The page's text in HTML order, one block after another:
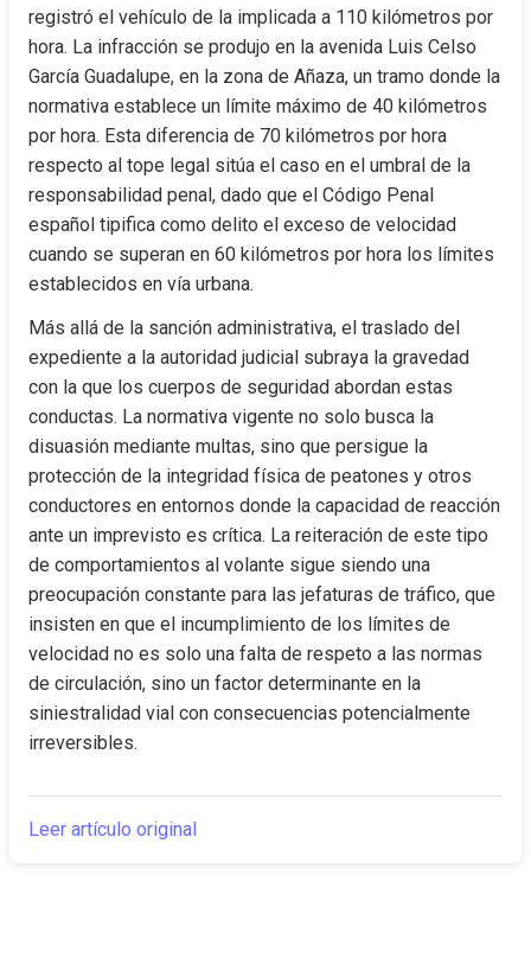
registró el vehículo de la implicada a 110 kilómetros por
hora. La infracción se produjo en la avenida Luis Celso
García Guadalupe, en la zona de Añaza, un tramo donde la
normativa establece un límite máximo de 40 kilómetros
por hora. Esta diferencia de 70 kilómetros por hora
respecto al tope legal sitúa el caso en el umbral de la
responsabilidad penal, dado que el Código Penal
español tipifica como delito el exceso de velocidad
cuando se superan en 60 kilómetros por hora los límites
establecidos en vía urbana.
Más allá de la sanción administrativa, el traslado del
expediente a la autoridad judicial subraya la gravedad
con la que los cuerpos de seguridad abordan estas
conductas. La normativa vigente no solo busca la
disuasión mediante multas, sino que persigue la
protección de la integridad física de peatones y otros
conductores en entornos donde la capacidad de reacción
ante un imprevisto es crítica. La reiteración de este tipo
de comportamientos al volante sigue siendo una
preocupación constante para las jefaturas de tráfico, que
insisten en que el incumplimiento de los límites de
velocidad no es solo una falta de respeto a las normas
de circulación, sino un factor determinante en la
siniestralidad vial con consecuencias potencialmente
irreversibles.
Leer artículo original